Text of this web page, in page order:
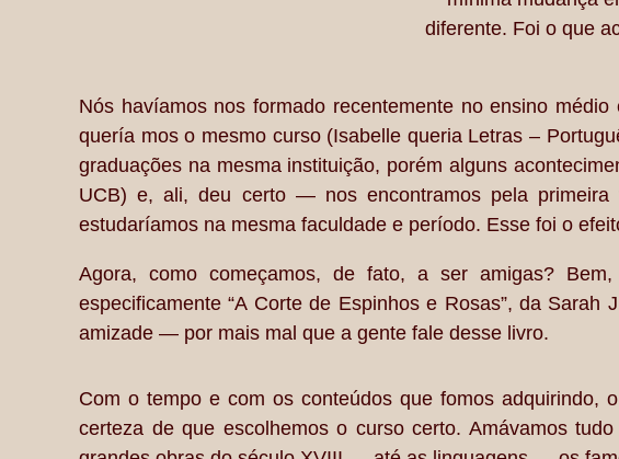
diferente. Foi o que
Nós havíamos nos formado recentemente no ensino
quería mos o mesmo curso (Isabelle queria Letras –
graduações na mesma instituição, porém alguns
UCB) e, ali, deu certo — nos encontramos pela
estudaríamos na mesma faculdade e período. Esse foi o
Agora, como começamos, de fato, a ser amigas?
especificamente “A Corte de Espinhos e Rosas”, da
amizade — por mais mal que a gente fale desse livro.
Com o tempo e com os conteúdos que fomos adquirindo,
certeza de que escolhemos o curso certo. Amávamos